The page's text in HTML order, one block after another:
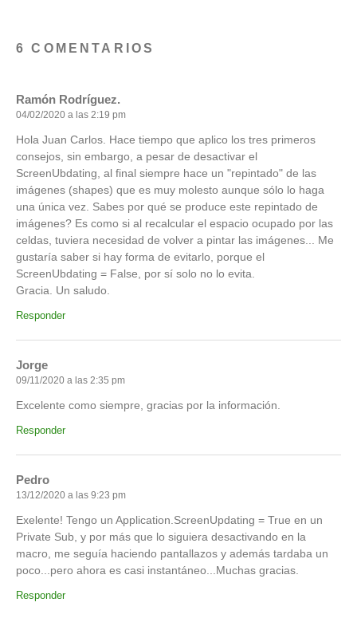
6 COMENTARIOS
Ramón Rodríguez.
04/02/2020 a las 2:19 pm
Hola Juan Carlos. Hace tiempo que aplico los tres primeros
consejos, sin embargo, a pesar de desactivar el
ScreenUbdating, al final siempre hace un "repintado" de las
imágenes (shapes) que es muy molesto aunque sólo lo haga
una única vez. Sabes por qué se produce este repintado de
imágenes? Es como si al recalcular el espacio ocupado por las
celdas, tuviera necesidad de volver a pintar las imágenes... Me
gustaría saber si hay forma de evitarlo, porque el
ScreenUbdating = False, por sí solo no lo evita.
Gracia. Un saludo.
Responder
Jorge
09/11/2020 a las 2:35 pm
Excelente como siempre, gracias por la información.
Responder
Pedro
13/12/2020 a las 9:23 pm
Exelente! Tengo un Application.ScreenUpdating = True en un
Private Sub, y por más que lo siguiera desactivando en la
macro, me seguía haciendo pantallazos y además tardaba un
poco...pero ahora es casi instantáneo...Muchas gracias.
Responder